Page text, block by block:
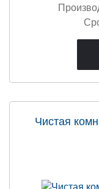
Чистая